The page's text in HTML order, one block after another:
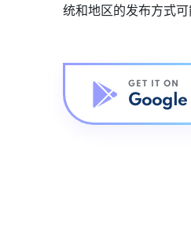
统和地区的发布方式
GET IT ON
Google